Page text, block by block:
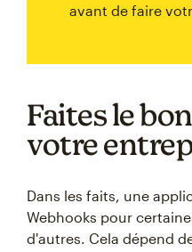
avant de faire
Faites le
votre
Dans les faits, une
Webhooks pour
d'autres. Cela dépend